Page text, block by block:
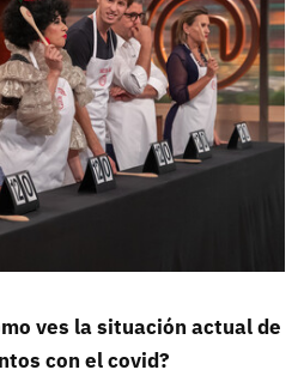
ves la situación actual de
con el covid?